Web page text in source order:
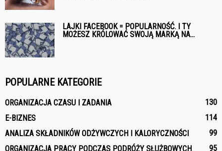
LAJKI FACEBOOK = POPULARNOŚĆ. I TY
MOŻESZ KRÓLOWAĆ SWOJĄ MARKĄ NA...
POPULARNE KATEGORIE
ORGANIZACJA CZASU I ZADANIA
130
E-BIZNES
114
ANALIZA SKŁADNIKÓW ODŻYWCZYCH I KALORYCZNOŚCI
99
ORGANIZACJA PRACY PODCZAS PODRÓŻY SŁUŻBOWYCH
95